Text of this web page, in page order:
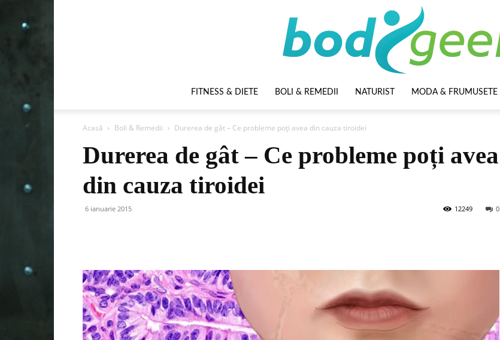
FITNESS & DIETE BOLI & REMEDII NATURIST MODA & FRUMUSETE
Acasă Boli & Remedii Durerea de gât – Ce probleme poți avea din cauza tiroidei
Durerea de gât – Ce probleme poți avea
din cauza tiroidei
6 ianuarie 2015 0
12249